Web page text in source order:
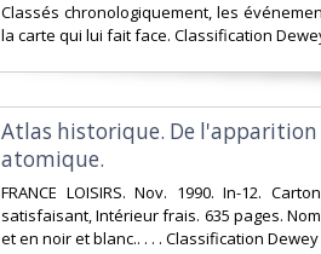
‎Classés chronologiquement, les
la carte qui lui fait face. Classification
‎Atlas historique. De
atomique.‎
‎FRANCE LOISIRS. Nov. 1990. In-12.
satisfaisant, Intérieur frais. 635 pages.
et en noir et blanc.. . . . Classification